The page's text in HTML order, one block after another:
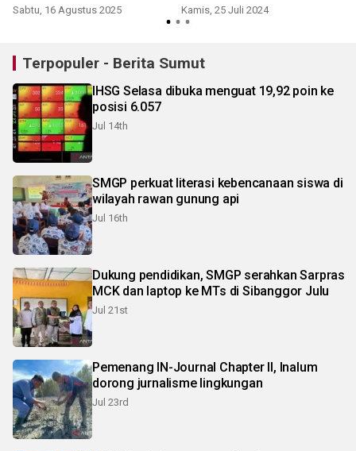
Sabtu, 16 Agustus 2025 Kamis, 25 Juli 2024
Terpopuler - Berita Sumut
IHSG Selasa dibuka menguat 19,92 poin ke
posisi 6.057
Jul 14th
SMGP perkuat literasi kebencanaan siswa di
wilayah rawan gunung api
Jul 16th
Dukung pendidikan, SMGP serahkan Sarpras
MCK dan laptop ke MTs di Sibanggor Julu
Jul 21st
Pemenang IN-Journal Chapter II, Inalum
dorong jurnalisme lingkungan
Jul 23rd